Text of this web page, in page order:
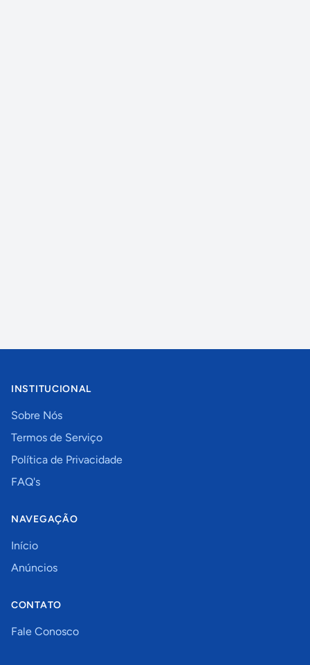
INSTITUCIONAL
Sobre Nós
Termos de Serviço
Política de Privacidade
FAQ's
NAVEGAÇÃO
Início
Anúncios
CONTATO
Fale Conosco